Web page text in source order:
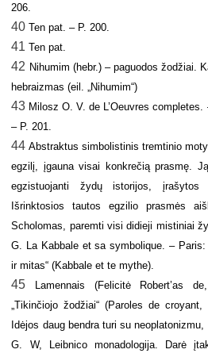
206.
40 Ten pat. – P. 200.
41 Ten pat.
42 Nihumim (hebr.) – paguodos žodžiai.
hebraizmas (eil. „Nihumim“)
43 Milosz O. V. de L’Oeuvres
– P. 201.
44 Abstraktus simbolistinis tremtinio
egzilį, įgauna visai konkrečią prasmę.
egzistuojanti žydų istorijos, įrašytos
Išrinktosios tautos egzilio prasmės
Scholomas, paremti visi didieji mistiniai
G. La Kabbale et sa symbolique. –
ir mitas“ (Kabbale et te mythe).
45 Lamennais (Felicitė Robert’as
„Tikinčiojo žodžiai“ (Paroles de
Idėjos daug bendra turi su
G. W, Leibnico monadologija. Darė